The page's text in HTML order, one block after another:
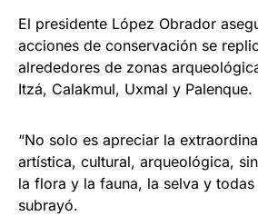
El presidente López Obrador
acciones de conservación se
alrededores de zonas
Itzá, Calakmul, Uxmal y Palenque.
“No solo es apreciar la
artística, cultural, arqueológica,
la flora y la fauna, la selva y todas
subrayó.